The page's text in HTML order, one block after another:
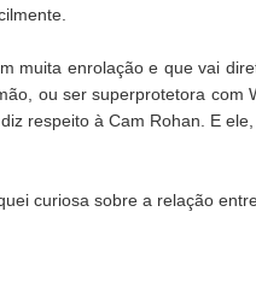
muita enrolação e que vai
ou ser superprotetora com
respeito à Cam Rohan. E
curiosa sobre a relação